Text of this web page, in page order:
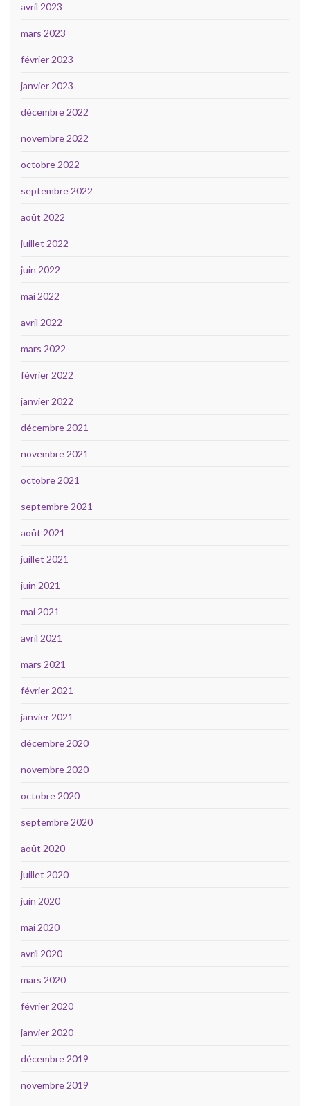
avril 2023
mars 2023
février 2023
janvier 2023
décembre 2022
novembre 2022
octobre 2022
septembre 2022
août 2022
juillet 2022
juin 2022
mai 2022
avril 2022
mars 2022
février 2022
janvier 2022
décembre 2021
novembre 2021
octobre 2021
septembre 2021
août 2021
juillet 2021
juin 2021
mai 2021
avril 2021
mars 2021
février 2021
janvier 2021
décembre 2020
novembre 2020
octobre 2020
septembre 2020
août 2020
juillet 2020
juin 2020
mai 2020
avril 2020
mars 2020
février 2020
janvier 2020
décembre 2019
novembre 2019